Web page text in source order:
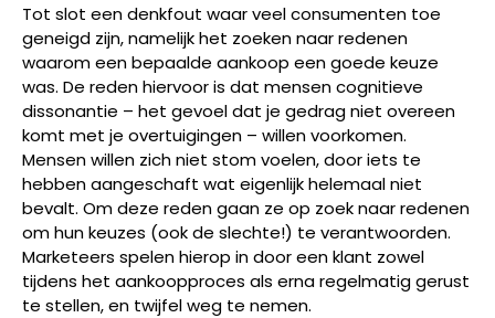
Tot slot een denkfout waar veel consumenten toe
geneigd zijn, namelijk het zoeken naar redenen
waarom een bepaalde aankoop een goede keuze
was. De reden hiervoor is dat mensen cognitieve
dissonantie – het gevoel dat je gedrag niet overeen
komt met je overtuigingen – willen voorkomen.
Mensen willen zich niet stom voelen, door iets te
hebben aangeschaft wat eigenlijk helemaal niet
bevalt. Om deze reden gaan ze op zoek naar redenen
om hun keuzes (ook de slechte!) te verantwoorden.
Marketeers spelen hierop in door een klant zowel
tijdens het aankoopproces als erna regelmatig gerust
te stellen, en twijfel weg te nemen.